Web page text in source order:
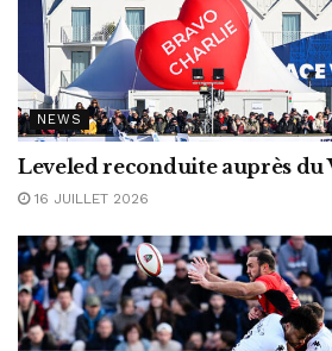
NEWS
Leveled reconduite auprès du
16 JUILLET 2026